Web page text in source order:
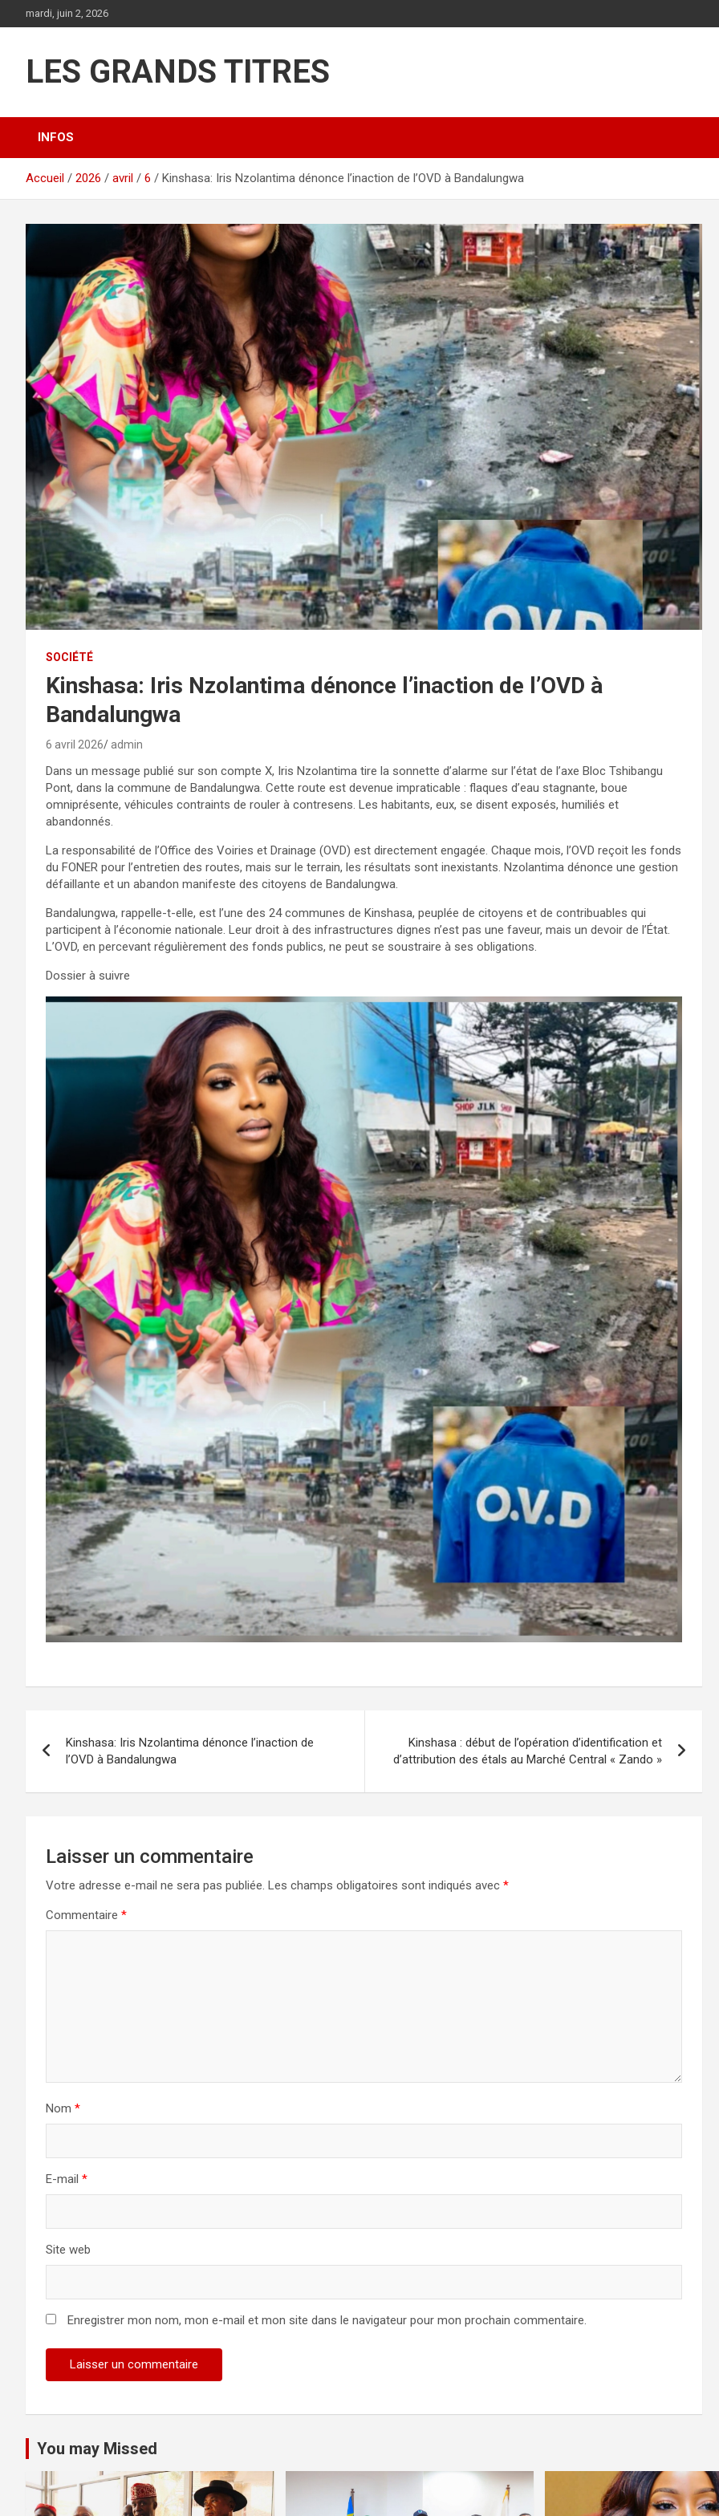
au
mardi, juin 2, 2026
LES GRANDS TITRES
INFOS
Accueil 2026 avril 6 Kinshasa: Iris Nzolantima dénonce l’inaction de l’OVD à Bandalungwa
SOCIÉTÉ
Kinshasa: Iris Nzolantima dénonce l’inaction de l’OVD à
Bandalungwa
6 avril 2026 admin
Dans un message publié sur son compte X, Iris Nzolantima tire la sonnette d’alarme sur l’état de l’axe Bloc Tshibangu
Pont, dans la commune de Bandalungwa. Cette route est devenue impraticable : flaques d’eau stagnante, boue
omniprésente, véhicules contraints de rouler à contresens. Les habitants, eux, se disent exposés, humiliés et
abandonnés.
La responsabilité de l’Office des Voiries et Drainage (OVD) est directement engagée. Chaque mois, l’OVD reçoit les fonds
du FONER pour l’entretien des routes, mais sur le terrain, les résultats sont inexistants. Nzolantima dénonce une gestion
défaillante et un abandon manifeste des citoyens de Bandalungwa.
Bandalungwa, rappelle-t-elle, est l’une des 24 communes de Kinshasa, peuplée de citoyens et de contribuables qui
participent à l’économie nationale. Leur droit à des infrastructures dignes n’est pas une faveur, mais un devoir de l’État.
L’OVD, en percevant régulièrement des fonds publics, ne peut se soustraire à ses obligations.
Dossier à suivre
de
l’article
Kinshasa: Iris Nzolantima dénonce l’inaction de
l’OVD à Bandalungwa
Kinshasa : début de l’opération d’identification et
d’attribution des étals au Marché Central « Zando »
Laisser un commentaire
Votre adresse e-mail ne sera pas publiée. Les champs obligatoires sont indiqués avec *
Commentaire *
Nom *
E-mail *
Site web
Enregistrer mon nom, mon e-mail et mon site dans le navigateur pour mon prochain commentaire.
You may Missed